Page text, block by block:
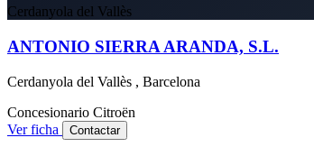
Cerdanyola del Vallès
ANTONIO SIERRA ARANDA, S.L.
Cerdanyola del Vallès , Barcelona
Concesionario Citroën
Ver ficha
Contactar